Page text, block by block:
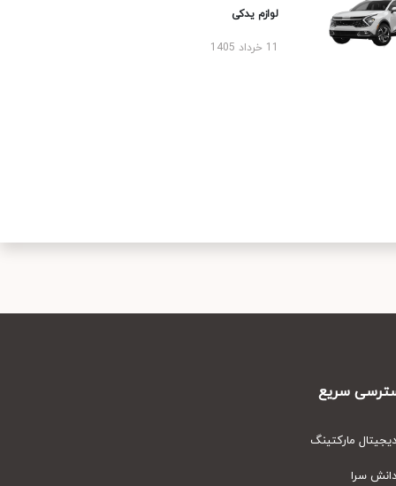
لوازم یدکی
سریع
مارکتینگ
سرا